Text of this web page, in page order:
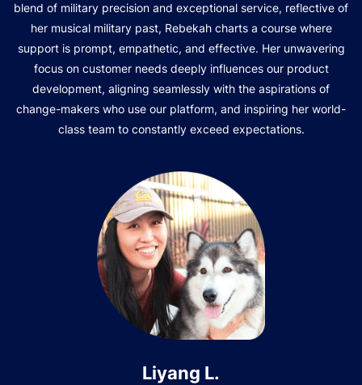
blend of military precision and exceptional service, reflective of
her musical military past, Rebekah charts a course where
support is prompt, empathetic, and effective. Her unwavering
focus on customer needs deeply influences our product
development, aligning seamlessly with the aspirations of
change-makers who use our platform, and inspiring her world-
class team to constantly exceed expectations.
Liyang L.